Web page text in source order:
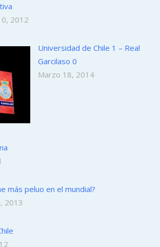
2012
Universidad de Chile 1 – Real
Garcilaso 0
Marzo 18, 2014
más peluo en el mundial?
2013